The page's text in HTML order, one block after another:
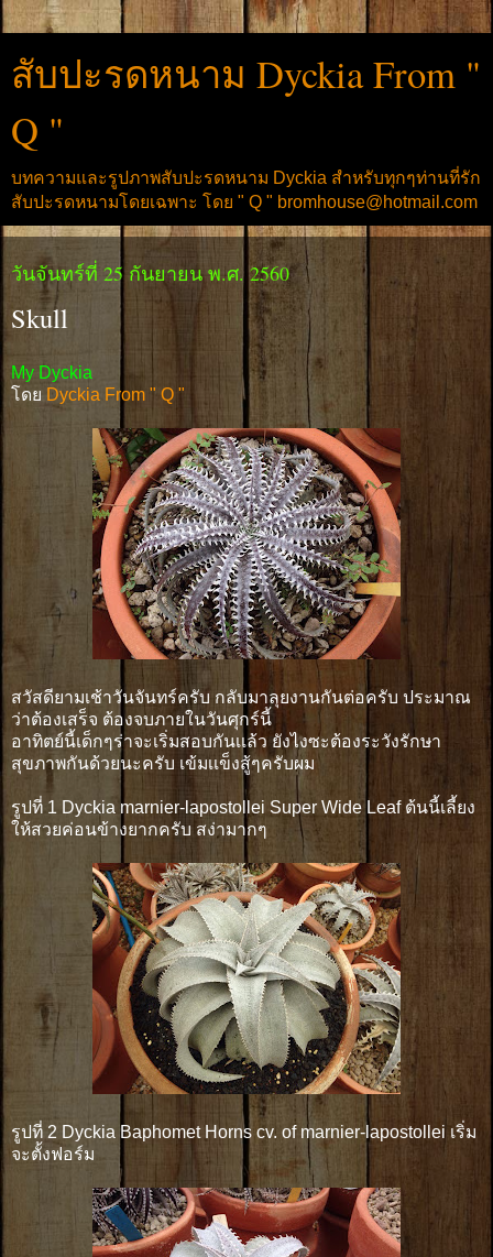
สับปะรดหนาม Dyckia From "
Q "
บทความและรูปภาพสับปะรดหนาม Dyckia สำหรับทุกๆท่านที่รัก
สับปะรดหนามโดยเฉพาะ โดย " Q " bromhouse@hotmail.com
วันจันทร์ที่ 25 กันยายน พ.ศ. 2560
Skull
My Dyckia
โดย Dyckia From " Q "
สวัสดียามเช้าวันจันทร์ครับ กลับมาลุยงานกันต่อครับ ประมาณ
ว่าต้องเสร็จ ต้องจบภายในวันศุกร์นี้
อาทิตย์นี้เด็กๆร่าจะเริ่มสอบกันเเล้ว ยังไงซะต้องระวังรักษา
สุขภาพกันด้วยนะครับ เข้มเเข็งสู้ๆครับผม
รูปที่ 1 Dyckia marnier-lapostollei Super Wide Leaf ต้นนี้เลี้ยง
ให้สวยค่อนข้างยากครับ สง่ามากๆ
รูปที่ 2 Dyckia Baphomet Horns cv. of marnier-lapostollei เริ่ม
จะตั้งฟอร์ม